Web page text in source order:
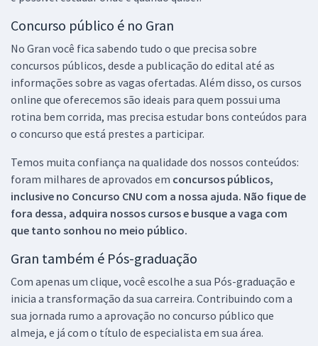
Concurso público é no Gran
No Gran você fica sabendo tudo o que precisa sobre
concursos públicos, desde a publicação do edital até as
informações sobre as vagas ofertadas. Além disso, os cursos
online que oferecemos são ideais para quem possui uma
rotina bem corrida, mas precisa estudar bons conteúdos para
o concurso que está prestes a participar.
Temos muita confiança na qualidade dos nossos conteúdos:
foram milhares de aprovados em concursos públicos,
inclusive no Concurso CNU com a nossa ajuda. Não fique de
fora dessa, adquira nossos cursos e busque a vaga com
que tanto sonhou no meio público.
Gran também é Pós-graduação
Com apenas um clique, você escolhe a sua Pós-graduação e
inicia a transformação da sua carreira. Contribuindo com a
sua jornada rumo a aprovação no concurso público que
almeja, e já com o título de especialista em sua área.